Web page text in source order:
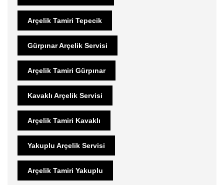
Arçelik Tamiri Tepecik
Gürpınar Arçelik Servisi
Arçelik Tamiri Gürpınar
Kavaklı Arçelik Servisi
Arçelik Tamiri Kavaklı
Yakuplu Arçelik Servisi
Arçelik Tamiri Yakuplu